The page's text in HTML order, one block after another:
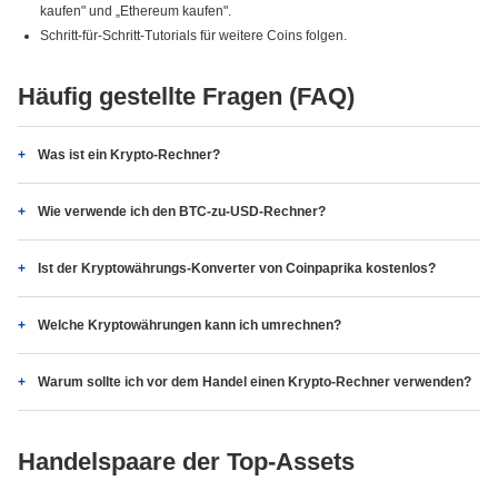
kaufen" und „Ethereum kaufen".
Schritt-für-Schritt-Tutorials für weitere Coins folgen.
Häufig gestellte Fragen (FAQ)
Was ist ein Krypto-Rechner?
Wie verwende ich den BTC-zu-USD-Rechner?
Ist der Kryptowährungs-Konverter von Coinpaprika kostenlos?
Welche Kryptowährungen kann ich umrechnen?
Warum sollte ich vor dem Handel einen Krypto-Rechner verwenden?
Handelspaare der Top-Assets